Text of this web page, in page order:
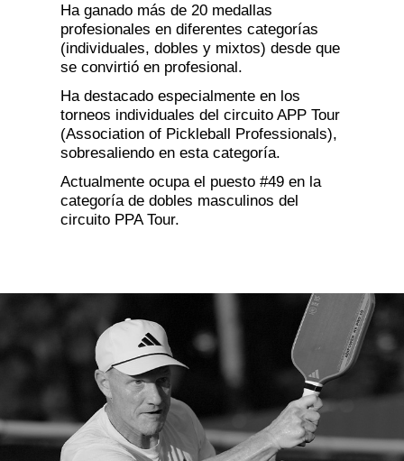
Ha ganado más de 20 medallas
profesionales en diferentes categorías
(individuales, dobles y mixtos) desde que
se convirtió en profesional.
Ha destacado especialmente en los
torneos individuales del circuito APP Tour
(Association of Pickleball Professionals),
sobresaliendo en esta categoría.
Actualmente ocupa el puesto #49 en la
categoría de dobles masculinos del
circuito PPA Tour.